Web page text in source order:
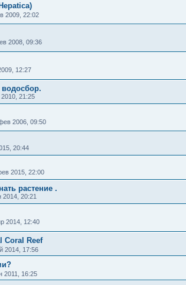
2009, 22:02
2008, 09:36
12:27
21:25
2006, 09:50
20:44
2015, 22:00
растение .
2014, 20:21
2014, 12:40
Coral Reef
2014, 17:56
2011, 16:25